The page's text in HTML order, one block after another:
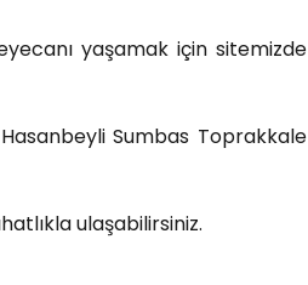
yaşamak için sitemizde
Sumbas Toprakkale
ulaşabilirsiniz.